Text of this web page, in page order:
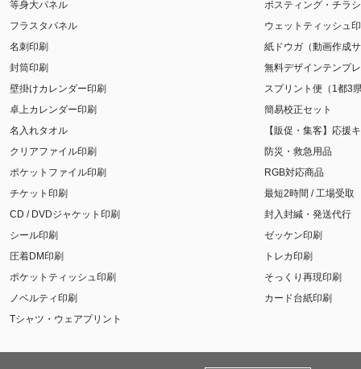
等身大パネル
フラスタパネル
名刺印刷
封筒印刷
壁掛けカレンダー印刷
卓上カレンダー印刷
名入れタオル
クリアファイル印刷
ポケットファイル印刷
チケット印刷
CD / DVDジャケット印刷
シール印刷
圧着DM印刷
ポケットティッシュ印刷
ノベルティ印刷
Tシャツ・ウェアプリント
ポスティング・チラ
ウェットティッシュ
紙ドウガ（動画作成
無料デザインテンプ
スプリント便（1都3
簡易校正セット
【販促・集客】応援
防災・救急用品
RGB対応商品
最短2時間 / 工場受取
封入封緘・発送代行
ゼッケン印刷
トレカ印刷
そっくり再現印刷
カード台紙印刷